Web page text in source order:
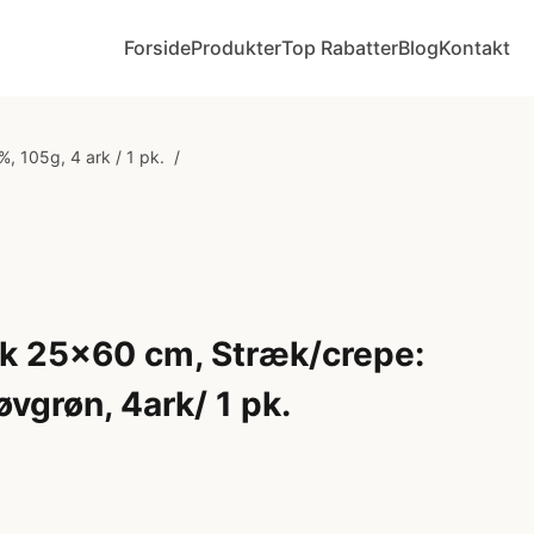
ForsideProdukterTop RabatterBlogKontakt
105g, 4 ark / 1 pk. /
25x60 cm, Stræk/crepe:
4ark/ 1 pk.